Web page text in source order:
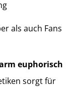
als auch Fans
euphorisch
sorgt für